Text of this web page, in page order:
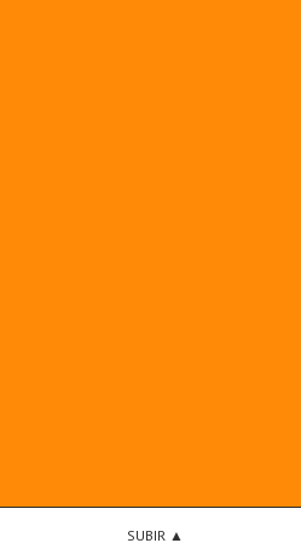
SUBIR ▲